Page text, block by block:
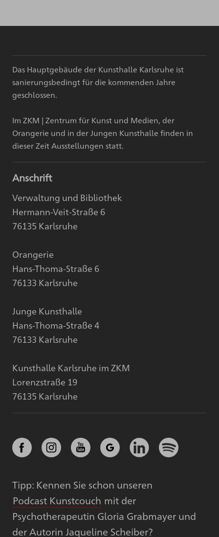
Das Hauptgebäude der Kunsthalle Karlsruhe ist
sanierungsbedingt für die kommenden Jahre
geschlossen.
Im ZKM | Zentrum für Kunst und Medien, der
Orangerie und in der Jungen Kunsthalle finden in
dieser Zeit Ausstellungen statt.
Anschrift
Verwaltung und Bibliothek
Hermann-Veit-Straße 6
76135 Karlsruhe
Orangerie
Hans-Thoma-Straße 6
76133 Karlsruhe
Junge Kunsthalle
Hans-Thoma-Straße 4
76133 Karlsruhe
Kunsthalle Karlsruhe im ZKM
Lorenzstraße 19
76135 Karlsruhe
Tipp: Kennen Sie schon unseren
Podcast Kunstcouch mit der
Psychotherapeutin Gloria Grabmayer und
der Autorin Jaqueline Scheiber?